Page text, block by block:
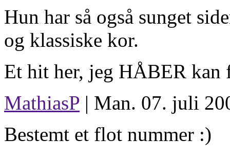
Hun har så også sunget
og klassiske kor.
Et hit her, jeg HÅBER kan
MathiasP | Man. 07. juli
Bestemt et flot nummer :)